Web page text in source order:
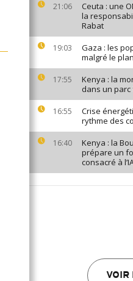
21:06
Ceuta : une
la
Rabat
19:03
Gaza : les
malgré le
17:55
Kenya : la
dans un
16:55
Crise
rythme des
16:40
Kenya : la
prépare un
consacré à
VOIR